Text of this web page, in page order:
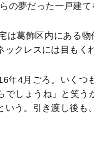
の夢だった一戸建て
は葛飾区内にある
クレスには目もく
年4月ごろ。いくつ
でしょうね」と笑
いう。引き渡し後も